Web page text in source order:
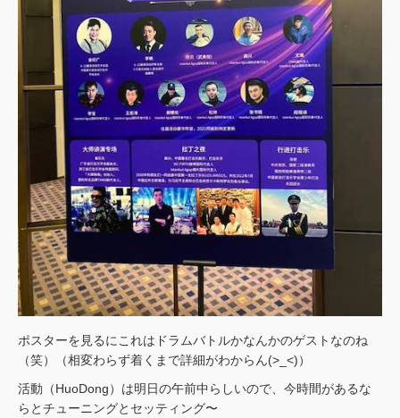
ポスターを見るにこれはドラムバトルかなんかのゲストなのね
（笑）（相変わらず着くまで詳細がわからん(>_<)）
活動（HuoDong）は明日の午前中らしいので、今時間があるな
らとチューニングとセッティング〜